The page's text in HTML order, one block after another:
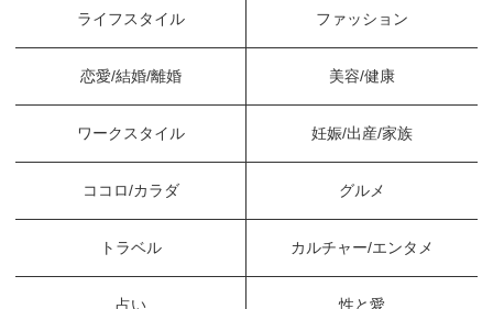
ライフスタイル ファッション
恋愛/結婚/離婚 美容/健康
ワークスタイル 妊娠/出産/家族
ココロ/カラダ グルメ
トラベル カルチャー/エンタメ
占い 性と愛